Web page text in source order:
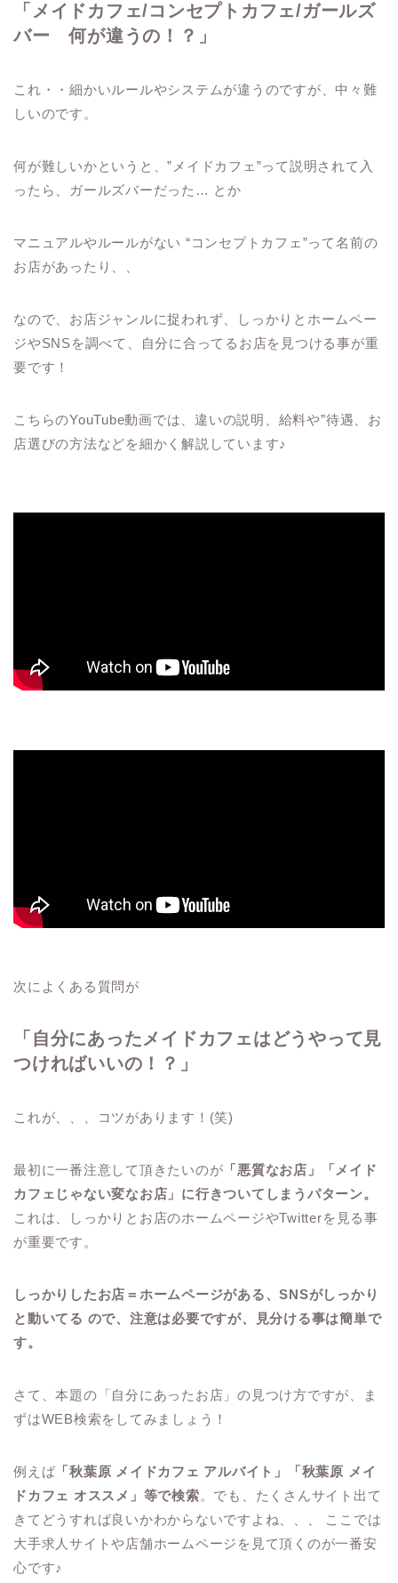
「メイドカフェ/コンセプトカフェ/ガールズ
バー 何が違うの！？」
これ・・細かいルールやシステムが違うのですが、中々難
しいのです。
何が難しいかというと、”メイドカフェ”って説明されて入
ったら、ガールズバーだった… とか
マニュアルやルールがない “コンセプトカフェ”って名前の
お店があったり、、
なので、お店ジャンルに捉われず、しっかりとホームペー
ジやSNSを調べて、自分に合ってるお店を見つける事が重
要です！
こちらのYouTube動画では、違いの説明、給料や”待遇、お
店選びの方法などを細かく解説しています♪
次によくある質問が
「自分にあったメイドカフェはどうやって見
つければいいの！？」
これが、、、コツがあります！(笑)
最初に一番注意して頂きたいのが 「悪質なお店」「メイド
カフェじゃない変なお店」に行きついてしまうパターン。
これは、しっかりとお店のホームページやTwitterを見る事
が重要です。
しっかりしたお店＝ホームページがある、SNSがしっかり
と動いてる ので、注意は必要ですが、見分ける事は簡単で
す。
さて、本題の「自分にあったお店」の見つけ方ですが、ま
ずはWEB検索をしてみましょう！
例えば 「秋葉原 メイドカフェ アルバイト」「秋葉原 メイ
ドカフェ オススメ」等で検索。でも、たくさんサイト出て
きてどうすれば良いかわからないですよね、、、 ここでは
大手求人サイトや店舗ホームページを見て頂くのが一番安
心です♪